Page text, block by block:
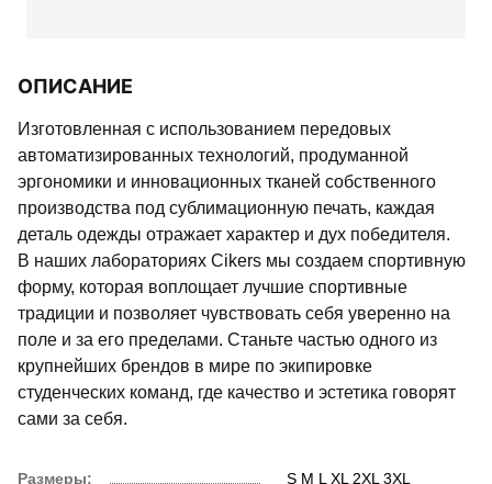
ОПИСАНИЕ
Изготовленная с использованием передовых
автоматизированных технологий, продуманной
эргономики и инновационных тканей собственного
производства под сублимационную печать, каждая
деталь одежды отражает характер и дух победителя.
В наших лабораториях Cikers мы создаем спортивную
форму, которая воплощает лучшие спортивные
традиции и позволяет чувствовать себя уверенно на
поле и за его пределами. Станьте частью одного из
крупнейших брендов в мире по экипировке
студенческих команд, где качество и эстетика говорят
сами за себя.
Размеры: SM LXL2XL3XL